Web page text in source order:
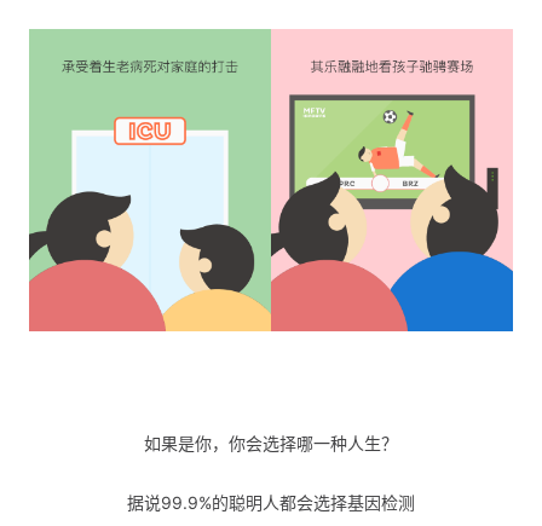
如果是你，你会选择哪一种人生？
据说99.9%的聪明人都会选择基因检测